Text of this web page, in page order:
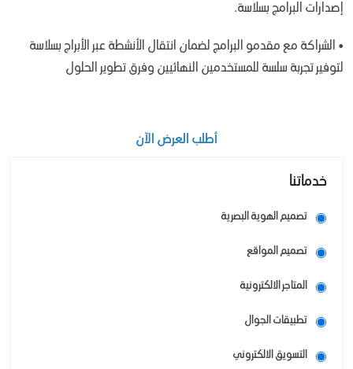
إصدارات البرامج بسلاسة.
• الشراكة مع مقدمو البرامج لضمان انتقال الأنشطة عبر الأبراج بسلاسة
لتوفير تجربة سلسة للمستخدمين النهائيين وفرق تطوير الحلول
أطلب العرض الآن
خدماتنا
تصميم الهوية البصرية
تصميم المواقع
المتاجر الالكترونية
تطبيقات الجوال
التسويق الالكتروني